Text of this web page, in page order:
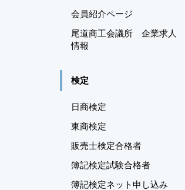
会員紹介ページ
尾道商工会議所 企業求人
情報
検定
日商検定
東商検定
販売士検定合格者
簿記検定試験合格者
簿記検定ネット申し込み